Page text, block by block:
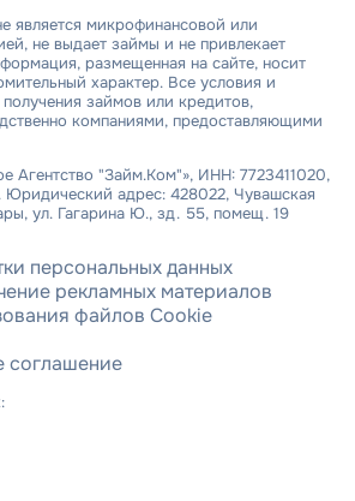
микрофинансовой или
не выдает займы и не привлекает
размещенная на сайте, носит
характер. Все условия и
займов или кредитов,
компаниями, предоставляющими
Агентство "Займ.Ком"», ИНН: 7723411020,
адрес: 428022, Чувашская
ул. Гагарина Ю., зд. 55, помещ. 19
персональных данных
рекламных материалов
файлов Cookie
соглашение